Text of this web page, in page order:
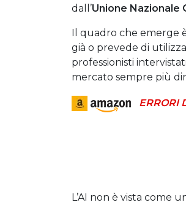
dall’Unione Nazionale
Il quadro che emerge
già o prevede di
professionisti
mercato sempre più
ERRORI
L’AI non è vista come